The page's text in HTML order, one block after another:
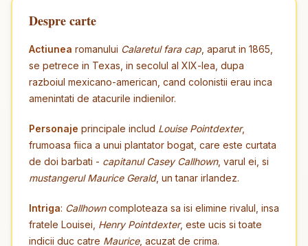
Despre carte
Actiunea romanului Calaretul fara cap , aparut in 1865,
se petrece in Texas, in secolul al XIX-lea, dupa
razboiul mexicano-american, cand colonistii erau inca
amenintati de atacurile indienilor.
Personaje principale includ Louise Pointdexter,
frumoasa fiica a unui plantator bogat, care este curtata
de doi barbati - capitanul Casey Callhown, varul ei, si
mustangerul Maurice Gerald, un tanar irlandez.
Intriga: Callhowncomploteaza sa isi elimine rivalul, insa
fratele Louisei, Henry Pointdexter, este ucis si toate
indicii duc catre Maurice, acuzat de crima.